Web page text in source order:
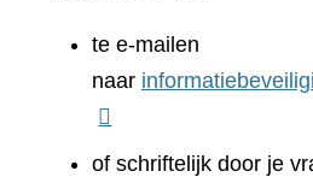
te e-mailen
naar
of schriftelijk door je